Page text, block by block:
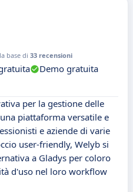
base di 33 recensioni
Demo gratuita
per la gestione delle
piattaforma versatile e
e aziende di varie
user-friendly, Welyb si
a Gladys per coloro
d'uso nel loro workflow